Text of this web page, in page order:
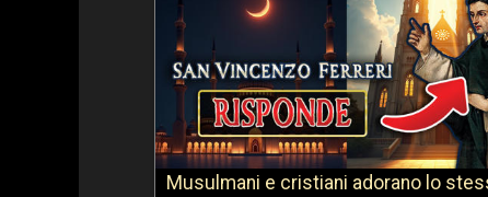
Musulmani e cristiani adorano lo